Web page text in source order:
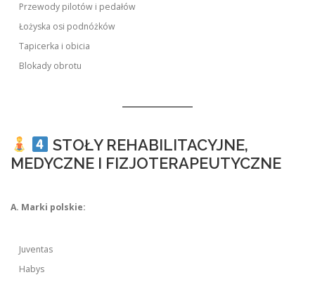
Przewody pilotów i pedałów
Łożyska osi podnóżków
Tapicerka i obicia
Blokady obrotu
STOŁY REHABILITACYJNE,
MEDYCZNE I FIZJOTERAPEUTYCZNE
A. Marki polskie:
Juventas
Habys